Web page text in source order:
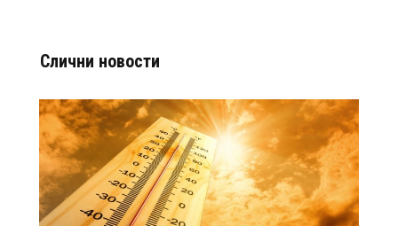
Слични новости